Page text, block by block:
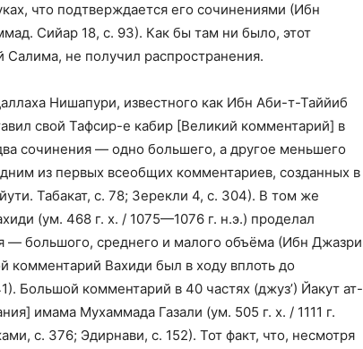
что подтверждается его сочинениями (Ибн
Сийар 18, с. 93). Как бы там ни было, этот
не получил распространения.
Нишапури, известного как Ибн Аби-т-Таййиб
свой Тафсир-е кабир [Великий комментарий] в
сочинения — одно большего, а другое меньшего
из первых всеобщих комментариев, созданных в
Табакат, с. 78; Зерекли 4, с. 304). В том же
(ум. 468 г. х. / 1075—1076 г. н.э.) проделал
— большого, среднего и малого объёма (Ибн Джазри
комментарий Вахиди был в ходу вплоть до
Большой комментарий в 40 частях (джуз’) Йакут ат-
имама Мухаммада Газали (ум. 505 г. х. / 1111 г.
с. 376; Эдирнави, с. 152). Тот факт, что, несмотря